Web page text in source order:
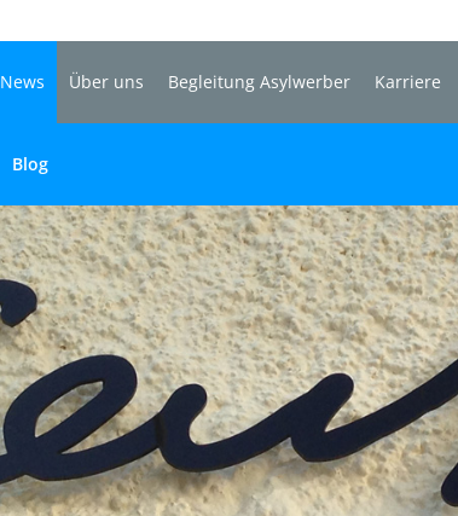
News
Blog
Über uns Begleitung Asylwerber Karriere